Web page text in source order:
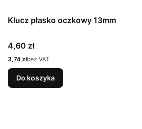
Klucz płasko oczkowy 13mm
Cena
4,60 zł
Cena
3,74 złbez VAT
Do koszyka